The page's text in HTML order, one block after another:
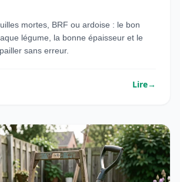
mortes, BRF ou ardoise : le bon
légume, la bonne épaisseur et le
sans erreur.
Lire→